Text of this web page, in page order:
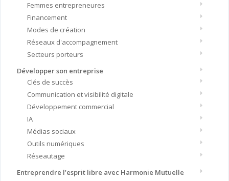
Femmes entrepreneures
Financement
Modes de création
Réseaux d'accompagnement
Secteurs porteurs
Développer son entreprise
Clés de succès
Communication et visibilité digitale
Développement commercial
IA
Médias sociaux
Outils numériques
Réseautage
Entreprendre l’esprit libre avec Harmonie Mutuelle